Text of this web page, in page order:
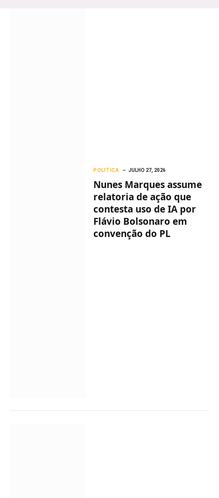
POLITICA JULHO 27, 2026
Nunes Marques assume
relatoria de ação que
contesta uso de IA por
Flávio Bolsonaro em
convenção do PL